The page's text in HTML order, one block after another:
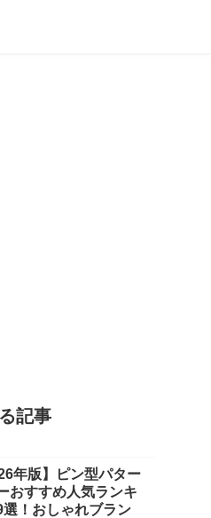
記事
年版】ピン型パター
おすすめ人気ランキ
選！おしゃれブラン